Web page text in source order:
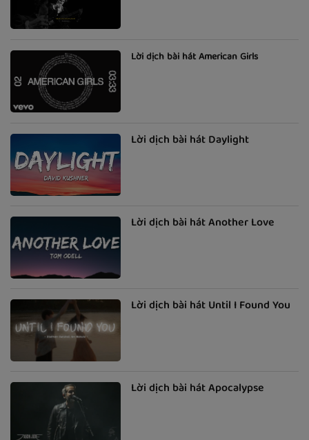
Lời dịch bài hát American Girls
Lời dịch bài hát Daylight
Lời dịch bài hát Another Love
Lời dịch bài hát Until I Found You
Lời dịch bài hát Apocalypse